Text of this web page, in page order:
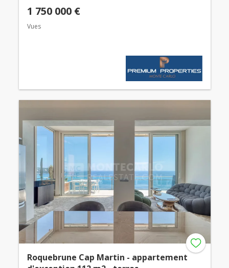
1 750 000 €
Vues
Roquebrune Cap Martin - appartement